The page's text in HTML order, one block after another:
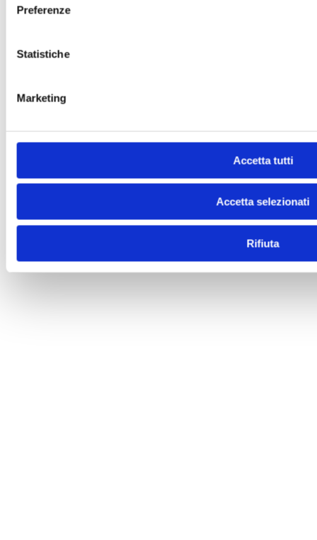
Preferenze
Statistiche
Marketing
Accetta tutti
Accetta selezionati
Rifiuta